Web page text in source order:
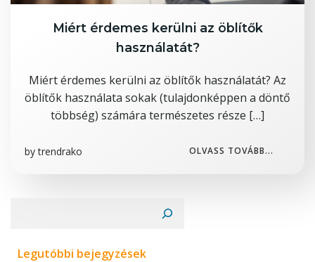
Miért érdemes kerülni az öblítők
használatát?
Miért érdemes kerülni az öblítők használatát? Az
öblítők használata sokak (tulajdonképpen a döntő
többség) számára természetes része […]
by trendrako OLVASS TOVÁBB...
Legutóbbi bejegyzések